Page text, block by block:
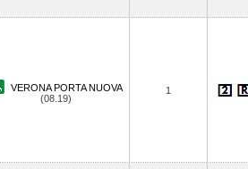
VERONA PORTA NUOVA
(08.19)
1